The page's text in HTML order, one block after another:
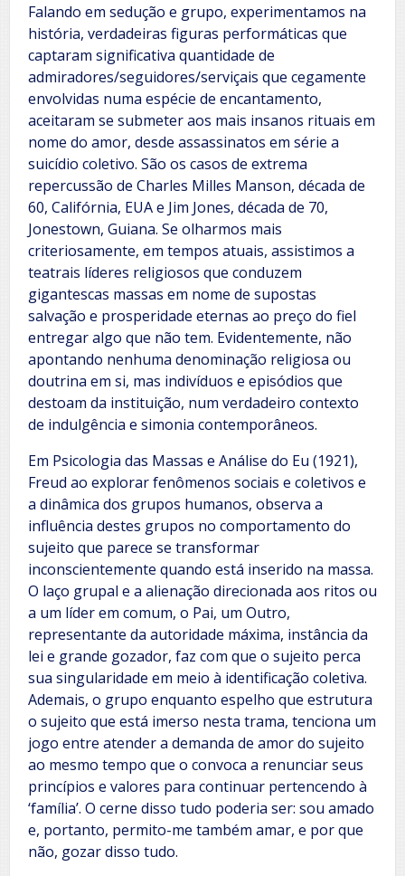
Falando em sedução e grupo, experimentamos na
história, verdadeiras figuras performáticas que
captaram significativa quantidade de
admiradores/seguidores/serviçais que cegamente
envolvidas numa espécie de encantamento,
aceitaram se submeter aos mais insanos rituais em
nome do amor, desde assassinatos em série a
suicídio coletivo. São os casos de extrema
repercussão de Charles Milles Manson, década de
60, Califórnia, EUA e Jim Jones, década de 70,
Jonestown, Guiana. Se olharmos mais
criteriosamente, em tempos atuais, assistimos a
teatrais líderes religiosos que conduzem
gigantescas massas em nome de supostas
salvação e prosperidade eternas ao preço do fiel
entregar algo que não tem. Evidentemente, não
apontando nenhuma denominação religiosa ou
doutrina em si, mas indivíduos e episódios que
destoam da instituição, num verdadeiro contexto
de indulgência e simonia contemporâneos.
Em Psicologia das Massas e Análise do Eu (1921),
Freud ao explorar fenômenos sociais e coletivos e
a dinâmica dos grupos humanos, observa a
influência destes grupos no comportamento do
sujeito que parece se transformar
inconscientemente quando está inserido na massa.
O laço grupal e a alienação direcionada aos ritos ou
a um líder em comum, o Pai, um Outro,
representante da autoridade máxima, instância da
lei e grande gozador, faz com que o sujeito perca
sua singularidade em meio à identificação coletiva.
Ademais, o grupo enquanto espelho que estrutura
o sujeito que está imerso nesta trama, tenciona um
jogo entre atender a demanda de amor do sujeito
ao mesmo tempo que o convoca a renunciar seus
princípios e valores para continuar pertencendo à
‘família’. O cerne disso tudo poderia ser: sou amado
e, portanto, permito-me também amar, e por que
não, gozar disso tudo.